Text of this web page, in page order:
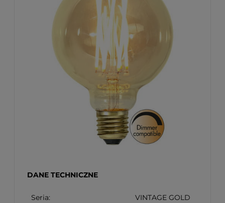
DANE TECHNICZNE
Seria: VINTAGE GOLD